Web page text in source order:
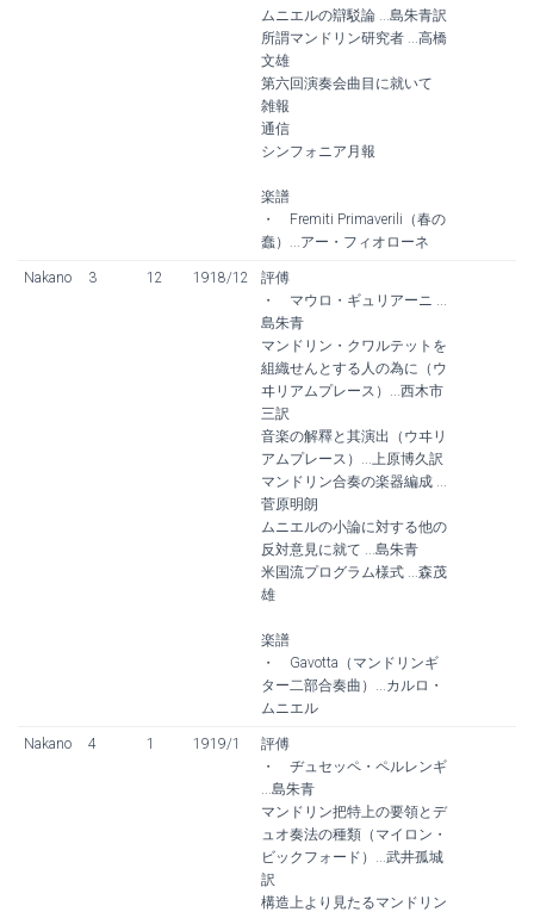
ムニエルの辯駁論 ...島朱青訳
所謂マンドリン研究者 ...高橋
文雄
第六回演奏会曲目に就いて
雑報
通信
シンフォニア月報
楽譜
・ Fremiti Primaverili（春の
蠢）...アー・フィオローネ
Nakano 3 12 1918/12
評傅
・ マウロ・ギュリアーニ ...
島朱青
マンドリン・クワルテットを
組織せんとする人の為に（ウ
ヰリアムプレース）...西木市
三訳
音楽の解釋と其演出（ウヰリ
アムプレース）...上原博久訳
マンドリン合奏の楽器編成 ...
菅原明朗
ムニエルの小論に対する他の
反対意見に就て ...島朱青
米国流プログラム様式 ...森茂
雄
楽譜
・ Gavotta（マンドリンギ
ター二部合奏曲）...カルロ・
ムニエル
Nakano 4 1 1919/1
評傅
・ ヂュセッペ・ペルレンギ
...島朱青
マンドリン把特上の要領とデ
ュオ奏法の種類（マイロン・
ビックフォード）...武井孤城
訳
構造上より見たるマンドリン